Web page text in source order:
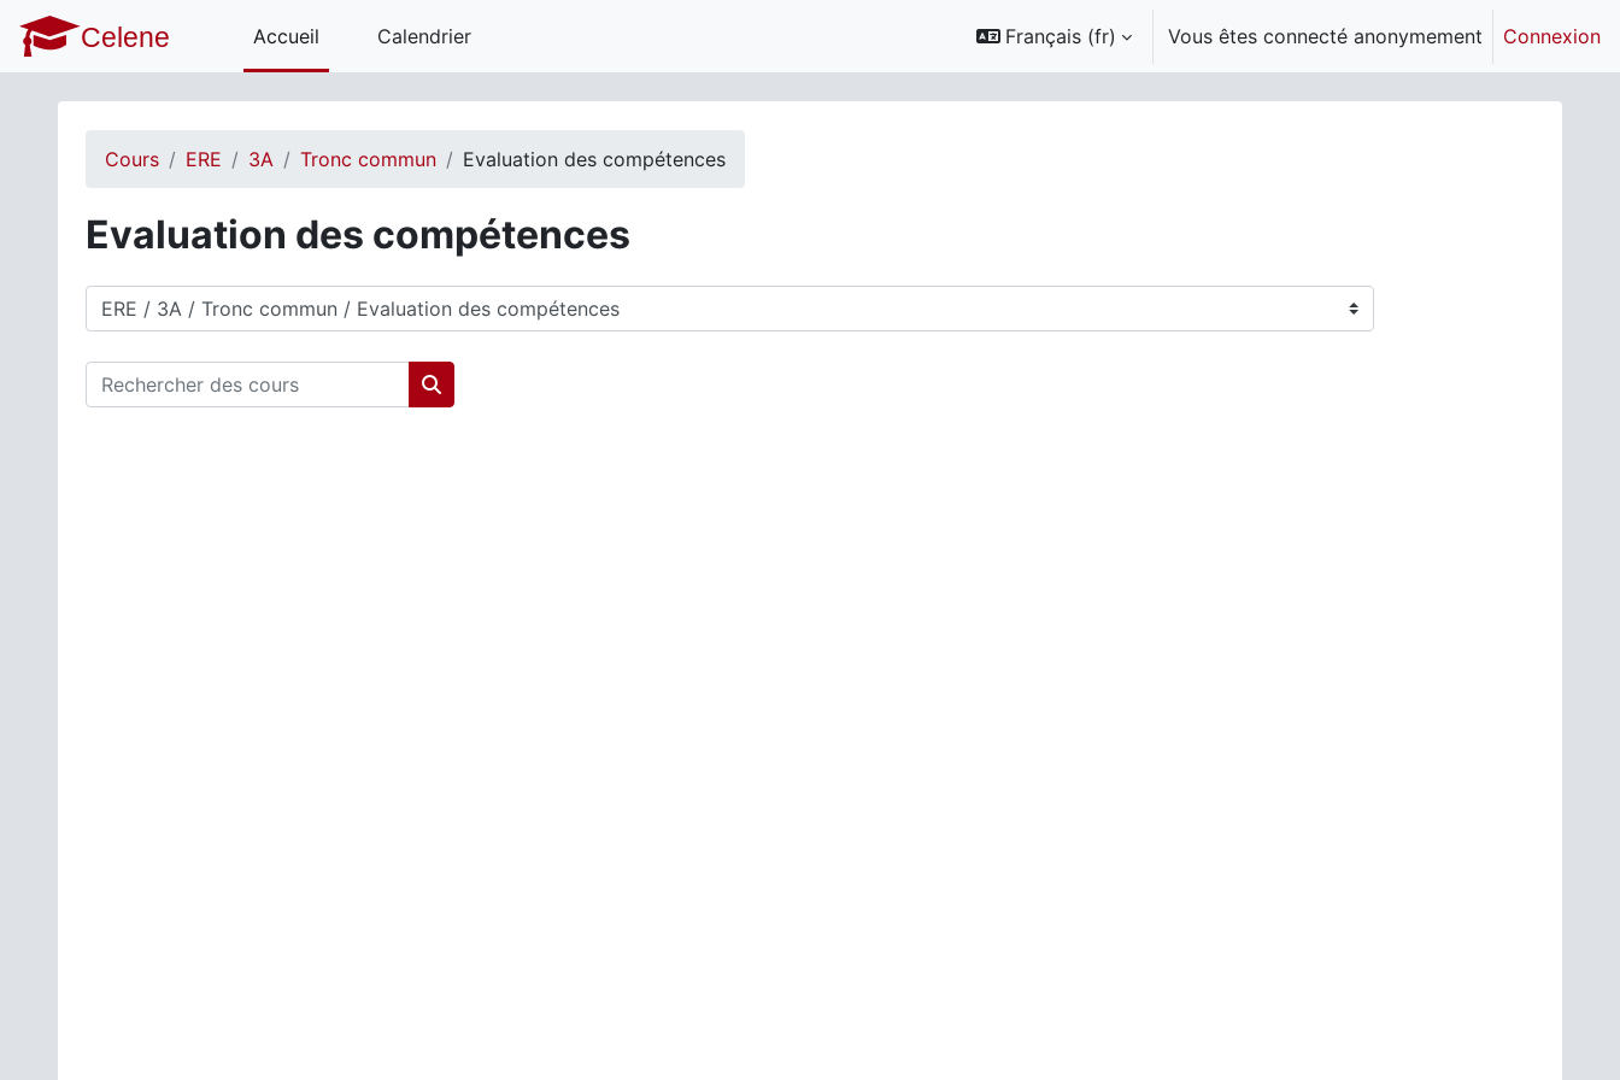
Passer au contenu principal
Celene Accueil Calendrier Français ‎(fr)‎ Vous êtes connecté anonymement Connexion
Cours ERE 3A Tronc commun Evaluation des compétences
Evaluation des compétences
Catégories de cours
Rechercher des cours
Rechercher des cours